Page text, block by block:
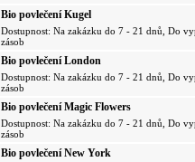
Bio povlečení Kugel
Dostupnost: Na zakázku do 7 - 21 dnů, Do
zásob
Bio povlečení London
Dostupnost: Na zakázku do 7 - 21 dnů, Do
zásob
Bio povlečení Magic Flowers
Dostupnost: Na zakázku do 7 - 21 dnů, Do
zásob
Bio povlečení New York